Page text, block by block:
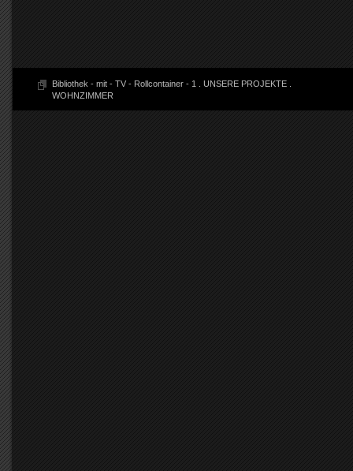
Bibliothek - mit - TV - Rollcontainer - 1 UNSERE PROJEKTE.
WOHNZIMMER